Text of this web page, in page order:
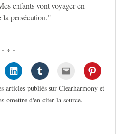
enfants vont voyager en
la persécution."
* * *
articles publiés sur Clearharmony et
omettre d'en citer la source.